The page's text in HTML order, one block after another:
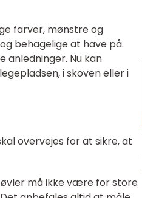
farver, mønstre og
behagelige at have på.
anledninger. Nu kan
i skoven eller i
overvejes for at sikre, at
må ikke være for store